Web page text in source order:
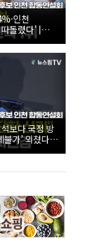
인천
돌렸다’ |
고위원 후
보다 국정 방
가’ 외쳤다 |
고위원 후